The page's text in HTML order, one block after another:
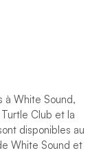
à White Sound,
Club et la
disponibles au
White Sound et